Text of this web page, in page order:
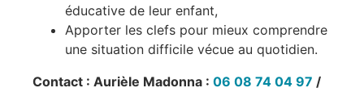
éducative de leur enfant,
Apporter les clefs pour mieux comprendre
une situation difficile vécue au quotidien.
Contact : Aurièle Madonna : 06 08 74 04 97 /